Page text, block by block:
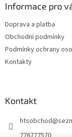
Informace pro
Doprava a platba
Obchodní podmínky
Podmínky ochrany
Kontakty
Kontakt
htsobchod@